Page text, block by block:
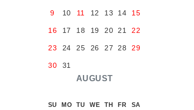
AUGUST
9 10 11 12 13 14 15
16 17 18 19 20 21 22
23 24 25 26 27 28 29
30 31
SU MO TU WE TH FR SA